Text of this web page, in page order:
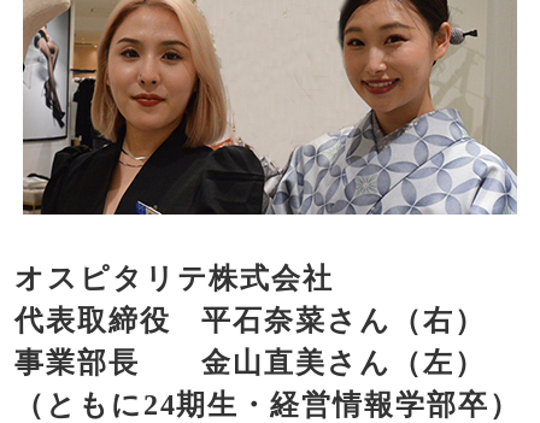
オスピタリテ株式会社
代表取締役 平石奈菜さん（右）
事業部長 金山直美さん（左）
（ともに24期生・経営情報学部卒）